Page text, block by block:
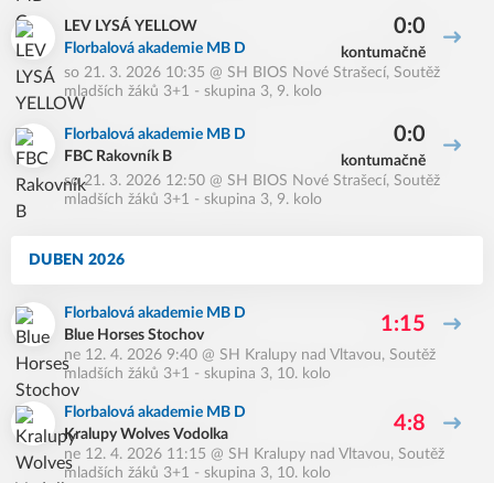
LEV LYSÁ YELLOW
Florbalová akademie MB D
0:0
kontumačně
so 21. 3. 2026 10:35 @ SH BIOS Nové Strašecí, Soutěž
mladších žáků 3+1 - skupina 3, 9. kolo
Florbalová akademie MB D
FBC Rakovník B
0:0
kontumačně
so 21. 3. 2026 12:50 @ SH BIOS Nové Strašecí, Soutěž
mladších žáků 3+1 - skupina 3, 9. kolo
DUBEN 2026
Florbalová akademie MB D
Blue Horses Stochov
1:15
ne 12. 4. 2026 9:40 @ SH Kralupy nad Vltavou, Soutěž
mladších žáků 3+1 - skupina 3, 10. kolo
Florbalová akademie MB D
Kralupy Wolves Vodolka
4:8
ne 12. 4. 2026 11:15 @ SH Kralupy nad Vltavou, Soutěž
mladších žáků 3+1 - skupina 3, 10. kolo